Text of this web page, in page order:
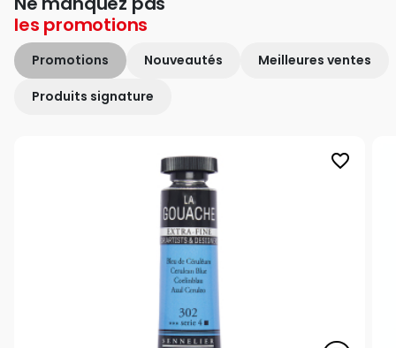
les promotions
Promotions Nouveautés Meilleures ventes
Produits signature
favorite_border